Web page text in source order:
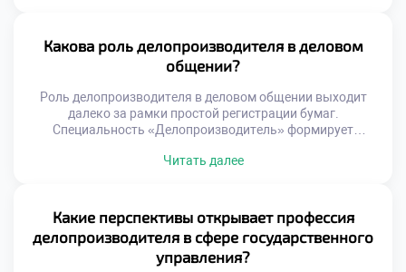
простого исполнителя инструкций. Креативность в
документообороте проявляется через умение
оптимизировать сложные процессы. Специалист находит
Какова роль делопроизводителя в деловом
общении?
Роль делопроизводителя в деловом общении выходит
далеко за рамки простой регистрации бумаг.
Специальность «Делопроизводитель» формирует
Специалист выступает связующим звеном между
развития навыков коммуникации. Учебная программа
уделяет огромное внимание культуре речи и этикету.
Будущие профессионалы учатся выстраивать
конструктивный […]
Читать далее
Какие перспективы открывает профессия
делопроизводителя в сфере государственного
управления?